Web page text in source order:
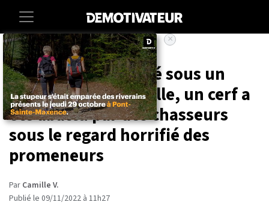
Accueil Animaux
Après s'être réfugié sous un
ponton en pleine ville, un cerf a
été abattu par des chasseurs
sous le regard horrifié des
promeneurs
Par Camille V.
Publié le 09/11/2022 à 11h27
×